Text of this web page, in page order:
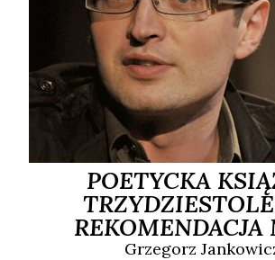
POETYCKA
REKOMENDACJA
Grzegorz